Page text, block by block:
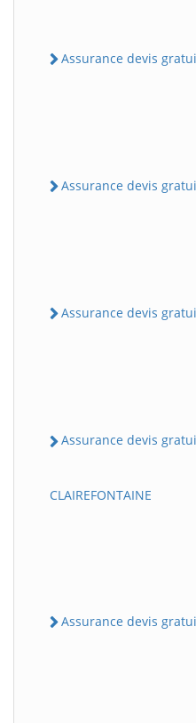
Assurance devis
Assurance devis
Assurance devis
Assurance devis
CLAIREFONTAINE
Assurance devis